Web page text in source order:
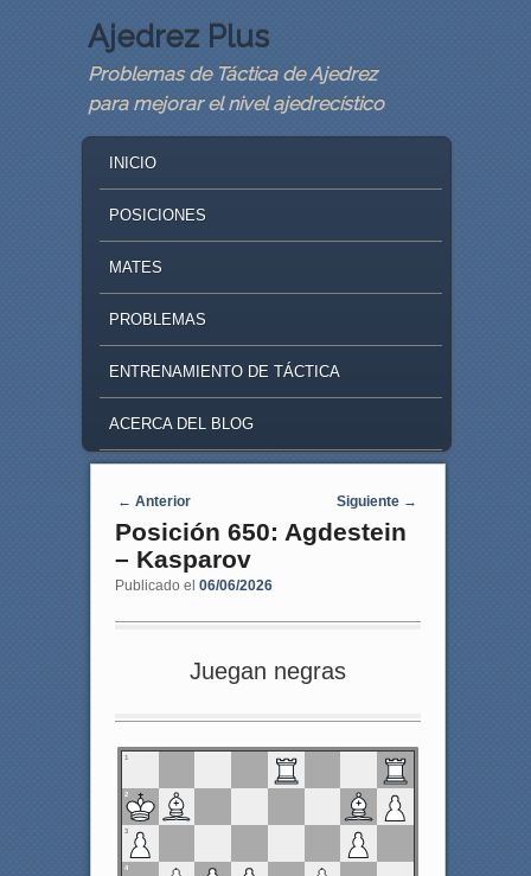
Ajedrez Plus
Problemas de Táctica de Ajedrez
para mejorar el nivel ajedrecístico
SKIP TO PRIMARY CONTENT
SKIP TO SECONDARY CONTENT
INICIO
POSICIONES
MATES
PROBLEMAS
ENTRENAMIENTO DE TÁCTICA
ACERCA DEL BLOG
Navegaci�n de entradas
← Anterior Siguiente →
Posición 650: Agdestein
– Kasparov
Publicado el 06/06/2026
Juegan negras
1
2
3
4